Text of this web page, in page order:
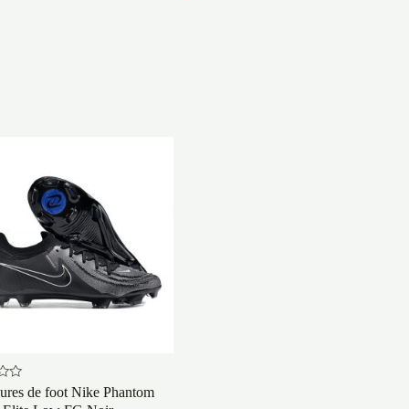
de foot Nike Phantom